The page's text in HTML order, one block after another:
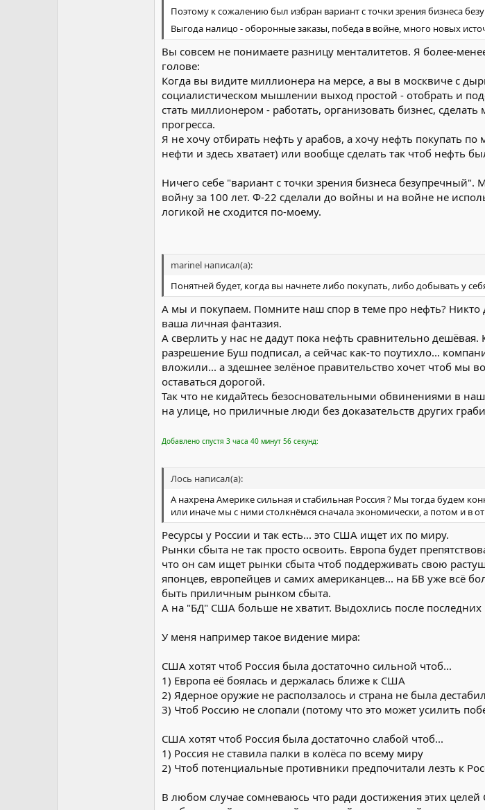
Поэтому к сожалению был избран вариант с точки зрения бизнеса
Выгода налицо - оборонные заказы, победа в войне, много новых
Вы совсем не понимаете разницу менталитетов. Я более-
голове:
Когда вы видите миллионера на мерсе, а вы в москвиче с
социалистическом мышлении выход простой - отобрать и
стать миллионером - работать, организовать бизнес,
прогресса.
Я не хочу отбирать нефть у арабов, а хочу нефть покупать
нефти и здесь хватает) или вообще сделать так чтоб нефть
Ничего себе "вариант с точки зрения бизнеса
войну за 100 лет. Ф-22 сделали до войны и на войне не
логикой не сходится по-моему.
marinel написал(а):
Понятней будет, когда вы начнете либо покупать, либо добывать у
А мы и покупаем. Помните наш спор в теме про нефть? Никто
ваша личная фантазия.
А сверлить у нас не дадут пока нефть сравнительно
разрешение Буш подписал, а сейчас как-то поутихло...
вложили... а здешнее зелёное правительство хочет чтоб мы
оставаться дорогой.
Так что не кидайтесь безосновательными обвинениями в
на улице, но приличные люди без доказательств других
Добавлено спустя 3 часа 40 минут 56 секунд:
Лось написал(а):
А нахрена Америке сильная и стабильная Россия ? Мы тогда будем
или иначе мы с ними столкнёмся сначала экономически, а потом и в
Ресурсы у России и так есть... это США ищет их по миру.
Рынки сбыта не так просто освоить. Европа будет
что он сам ищет рынки сбыта чтоб поддерживать свою
японцев, европейцев и самих американцев... на БВ уже всё
быть приличным рынком сбыта.
А на "БД" США больше не хватит. Выдохлись после последних
У меня например такое видение мира:
США хотят чтоб Россия была достаточно сильной чтоб...
1) Европа её боялась и держалась ближе к США
2) Ядерное оружие не расползалось и страна не была
3) Чтоб Россию не слопали (потому что это может усилить
США хотят чтоб Россия была достаточно слабой чтоб...
1) Россия не ставила палки в колёса по всему миру
2) Чтоб потенциальные противники предпочитали лезть к
В любом случае сомневаюсь что ради достижения этих